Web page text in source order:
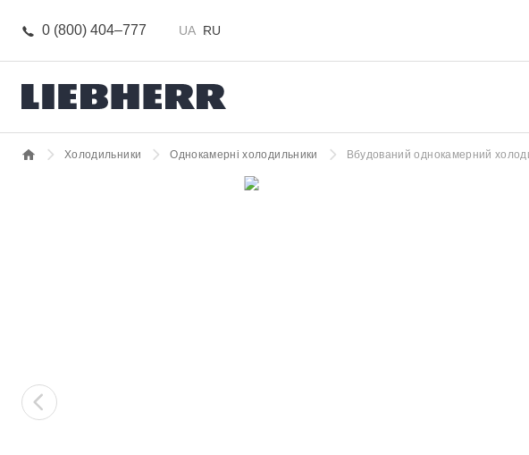
0 (800) 404–777 UA RU
Холодильники Однокамерні холодильники Вбудований однокамерний